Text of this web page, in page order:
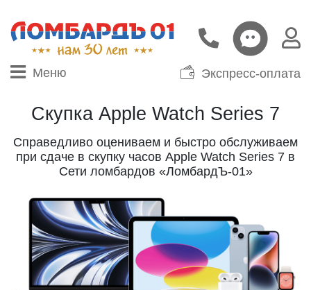
Меню Экспресс-оплата
Скупка Apple Watch Series 7
Справедливо оцениваем и быстро обслуживаем
при сдаче в скупку часов Apple Watch Series 7 в
Сети ломбардов «ЛомбардЪ-01»